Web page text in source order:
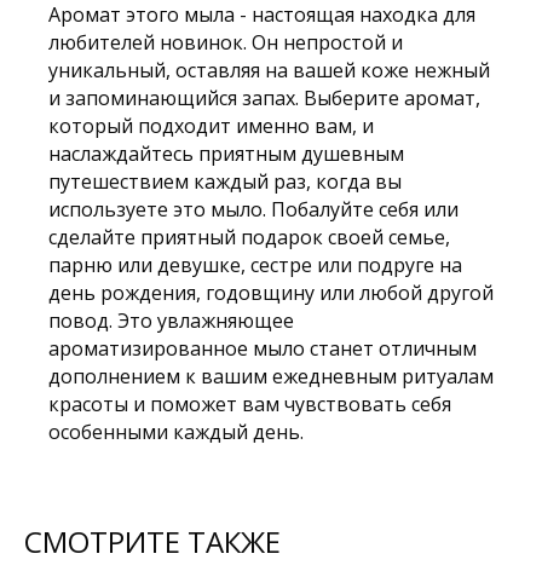
Аромат этого мыла - настоящая находка для
любителей новинок. Он непростой и
уникальный, оставляя на вашей коже нежный
и запоминающийся запах. Выберите аромат,
который подходит именно вам, и
наслаждайтесь приятным душевным
путешествием каждый раз, когда вы
используете это мыло. Побалуйте себя или
сделайте приятный подарок своей семье,
парню или девушке, сестре или подруге на
день рождения, годовщину или любой другой
повод. Это увлажняющее
ароматизированное мыло станет отличным
дополнением к вашим ежедневным ритуалам
красоты и поможет вам чувствовать себя
особенными каждый день.
СМОТРИТЕ ТАКЖЕ